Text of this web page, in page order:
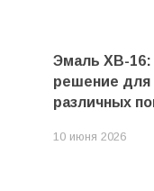
Эмаль ХВ-16:
решение для
различных
10 июня 2026